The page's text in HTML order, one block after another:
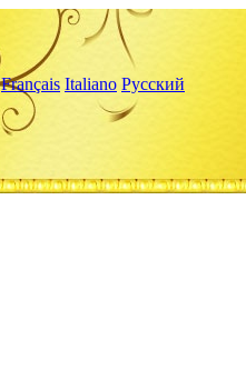
Français Italiano Русский